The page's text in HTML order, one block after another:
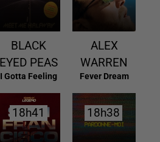
BLACK
EYED PEAS
I Gotta Feeling
ALEX
WARREN
Fever Dream
18h41
18h41 18h38
18h38